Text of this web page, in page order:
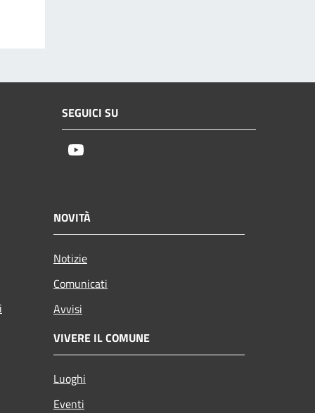
SEGUICI SU
NOVITÀ
Notizie
Comunicati
Avvisi
VIVERE IL COMUNE
Luoghi
Eventi